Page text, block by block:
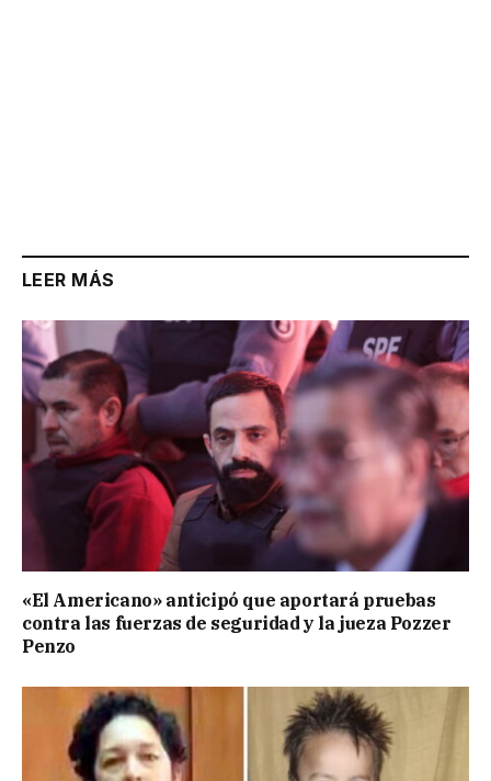
LEER MÁS
«El Americano» anticipó que aportará pruebas
contra las fuerzas de seguridad y la jueza Pozzer
Penzo